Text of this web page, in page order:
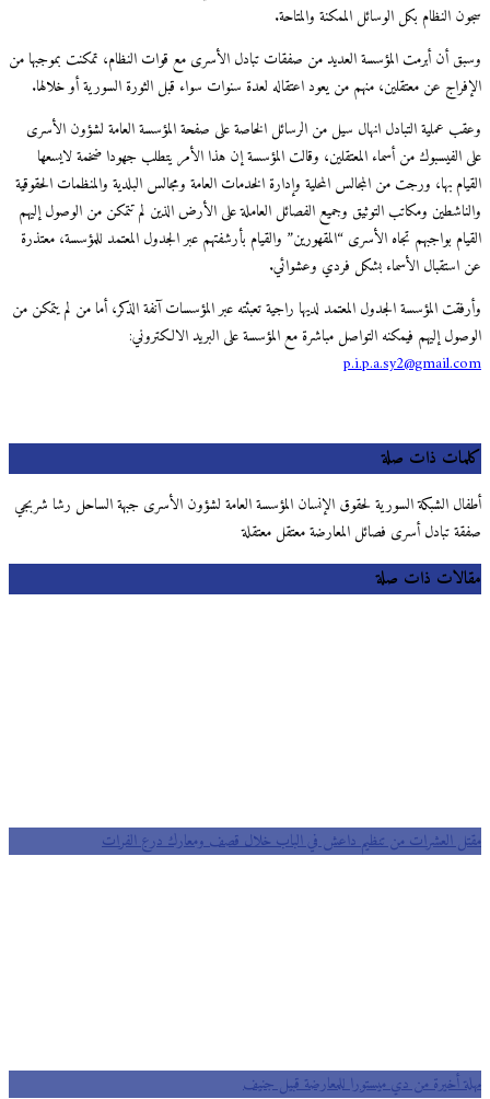
سجون النظام بكل الوسائل الممكنة والمتاحة.
وسبق أن أبرمت المؤسسة العديد من صفقات تبادل الأسرى مع قوات النظام، تمكنت بموجبها من
الإفراج عن معتقلين، منهم من يعود اعتقاله لعدة سنوات سواء قبل الثورة السورية أو خلالها.
وعقب عملية التبادل انهال سيل من الرسائل الخاصة على صفحة المؤسسة العامة لشؤون الأسرى
على الفيسبوك من أسماء المعتقلين، وقالت المؤسسة إن هذا الأمر يتطلب جهودا ضخمة لايسعها
القيام بها، ورجت من المجالس المحلية وإدارة الخدمات العامة ومجالس البلدية والمنظمات الحقوقية
والناشطين ومكاتب التوثيق وجميع الفصائل العاملة على الأرض الذين لم تتمكن من الوصول إليهم
القيام بواجبهم تجاه الأسرى “المقهورين” والقيام بأرشفتهم عبر الجدول المعتمد للمؤسسة، معتذرة
عن استقبال الأسماء بشكل فردي وعشوائي.
وأرفقت المؤسسة الجدول المعتمد لديها راجية تعبئته عبر المؤسسات آنفة الذكر، أما من لم يتمكن من
الوصول إليهم فيمكنه التواصل مباشرة مع المؤسسة على البريد الالكتروني:
p.i.p.a.sy2@gmail.com
كلمات ذات صلة
أطفال الشبكة السورية لحقوق الإنسان المؤسسة العامة لشؤون الأسرى جبهة الساحل رشا شربجي
صفقة تبادل أسرى فصائل المعارضة معتقل معتقلة
مقالات ذات صلة
مقتل العشرات من تنظيم داعش في الباب خلال قصف ومعارك درع الفرات
مهلة أخيرة من دي ميستورا للمعارضة قبيل جنيف